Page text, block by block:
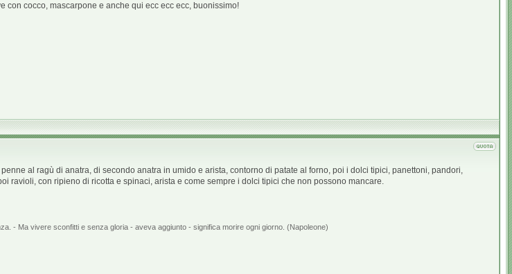
con cocco, mascarpone e anche qui ecc ecc ecc, buonissimo!
al ragù di anatra, di secondo anatra in umido e arista, contorno di patate al forno, poi i dolci tipici, panettoni, pandori,
ravioli, con ripieno di ricotta e spinaci, arista e come sempre i dolci tipici che non possono mancare.
- Ma vivere sconfitti e senza gloria - aveva aggiunto - significa morire ogni giorno. (Napoleone)